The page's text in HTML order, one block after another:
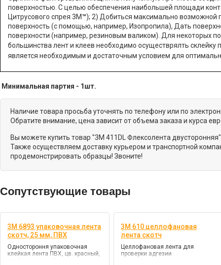
поверхностью. С целью обеспечения наибольшей площади
Цитрусового спрея 3М™); 2) Добиться максимально возможной
поверхность (с помощью, например, Изопропила), Дать
поверхности (например, резиновым валиком). Для некоторых
большинства лент и клеев необходимо осуществрялть
является необходимым и достаточным условием для
Минимальная партия - 1шт.
Наличие товара просьба уточнять по телефону или по
Обратите внимание, цена зависит от объема заказа и курса
Вы можете купить товар "3M 411DL Флексолента
Также осуществляем доставку курьером и транспортной
продемонстрировать образцы! Звоните!
Сопутствующие товары
3M 6893 упаковочная лента
скотч, 25 мм, ПВХ
Одностороння упаковочная
клейкая лента ПВХ, цв. красный,
клей каучуковый
3M 610 целлофановая
лента скотч
Целлофановая лента для
проверки адгезии